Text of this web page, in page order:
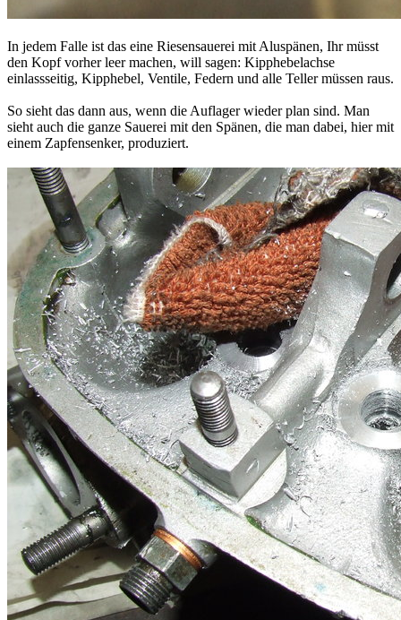
In jedem Falle ist das eine Riesensauerei mit Aluspänen, Ihr müsst
den Kopf vorher leer machen, will sagen: Kipphebelachse
einlassseitig, Kipphebel, Ventile, Federn und alle Teller müssen raus.
So sieht das dann aus, wenn die Auflager wieder plan sind. Man
sieht auch die ganze Sauerei mit den Spänen, die man dabei, hier mit
einem Zapfensenker, produziert.